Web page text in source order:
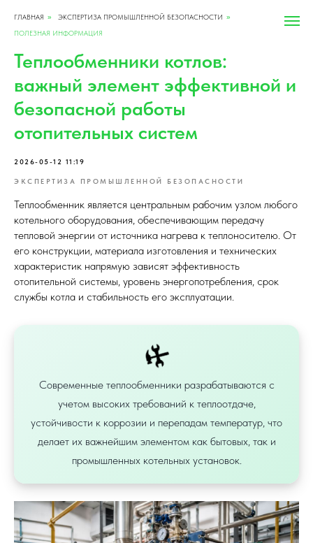
ГЛАВНАЯ » ЭКСПЕРТИЗА ПРОМЫШЛЕННОЙ БЕЗОПАСНОСТИ »
ПОЛЕЗНАЯ ИНФОРМАЦИЯ
Теплообменники котлов:
важный элемент эффективной и
безопасной работы
отопительных систем
2026-05-12 11:19
ЭКСПЕРТИЗА ПРОМЫШЛЕННОЙ БЕЗОПАСНОСТИ
Теплообменник является центральным рабочим узлом любого
котельного оборудования, обеспечивающим передачу
тепловой энергии от источника нагрева к теплоносителю. От
его конструкции, материала изготовления и технических
характеристик напрямую зависят эффективность
отопительной системы, уровень энергопотребления, срок
службы котла и стабильность его эксплуатации.
🛠️️
Современные теплообменники разрабатываются с
учетом высоких требований к теплоотдаче,
устойчивости к коррозии и перепадам температур, что
делает их важнейшим элементом как бытовых, так и
промышленных котельных установок.